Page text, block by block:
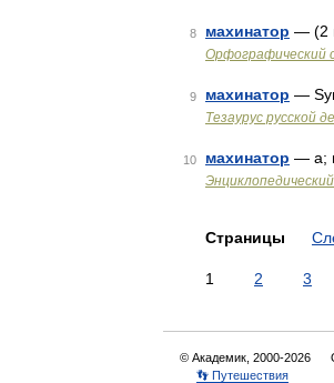
8 махинатор — (2
Орфографический
9 махинатор —
Тезаурус русской
10 махинатор — а;
Страницы
1 2 3
© Академик, 2000-2026
👣 Путешествия